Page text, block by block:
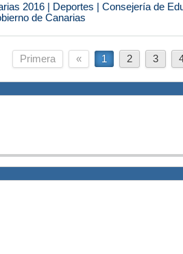
2016 | Deportes | Consejería de
de Canarias
Primera « 1 2 3